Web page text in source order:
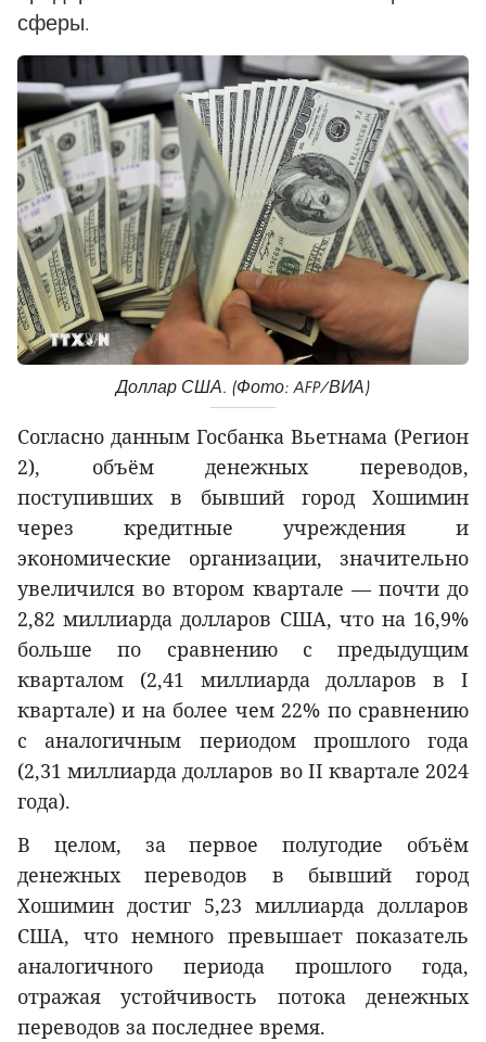
сферы.
Доллар США. (Фото: AFP/ВИА)
Согласно данным Госбанка Вьетнама (Регион
2), объём денежных переводов,
поступивших в бывший город Хошимин
через кредитные учреждения и
экономические организации, значительно
увеличился во втором квартале — почти до
2,82 миллиарда долларов США, что на 16,9%
больше по сравнению с предыдущим
кварталом (2,41 миллиарда долларов в I
квартале) и на более чем 22% по сравнению
с аналогичным периодом прошлого года
(2,31 миллиарда долларов во II квартале 2024
года).
В целом, за первое полугодие объём
денежных переводов в бывший город
Хошимин достиг 5,23 миллиарда долларов
США, что немного превышает показатель
аналогичного периода прошлого года,
отражая устойчивость потока денежных
переводов за последнее время.